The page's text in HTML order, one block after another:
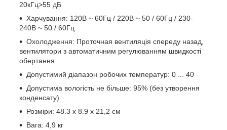
20кГц>55 дБ
Харчування: 120В ~ 60Гц / 220В ~ 50 / 60Гц / 230-
240В ~ 50 / 60Гц
Охолодження: Проточная вентиляція спереду назад,
вентилятори з автоматичним регулюванням швидкості
обертання
Допустимий діапазон робочих температур: 0 ... 40
Допустима вологість не більше: 95% (без утворення
конденсату)
Розміри: 48.3 x 8.9 x 21,2 см
Вага: 4,9 кг